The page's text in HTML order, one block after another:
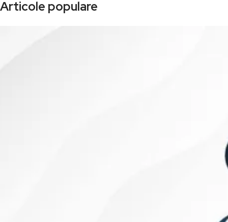
Articole populare